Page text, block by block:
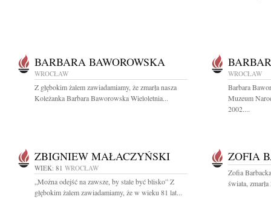
BARBARA BAWOROWSKA
WROCŁAW
Z głębokim żalem zawiadamiamy, że zmarła nasza
Koleżanka Barbara Baworowska Wieloletnia...
WROCŁAW
Barbara
Muzeum
2002....
ZBIGNIEW MAŁACZYŃSKI
WIEK: 81 WROCŁAW
„Można odejść na zawsze, by stale być blisko” Z
głębokim żalem zawiadamiamy, że w wieku 81 lat...
ZOFIA
Zofia
świata,